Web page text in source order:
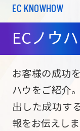
EC KNOWHOW
ECノウ
お客様の成功
ハウをご紹介
出した成功す
報をお伝えしま